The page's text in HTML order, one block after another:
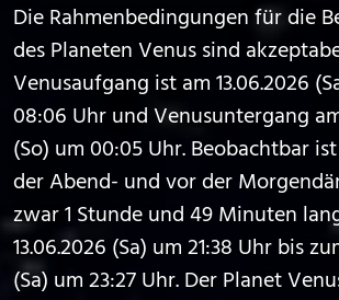
Die Rahmenbedingungen für die
des Planeten Venus sind
Venusaufgang ist am 13.06.2026
08:06 Uhr und Venusuntergang
(So) um 00:05 Uhr. Beobachtbar
der Abend- und vor der
zwar 1 Stunde und 49 Minuten
13.06.2026 (Sa) um 21:38 Uhr bis
(Sa) um 23:27 Uhr. Der Planet